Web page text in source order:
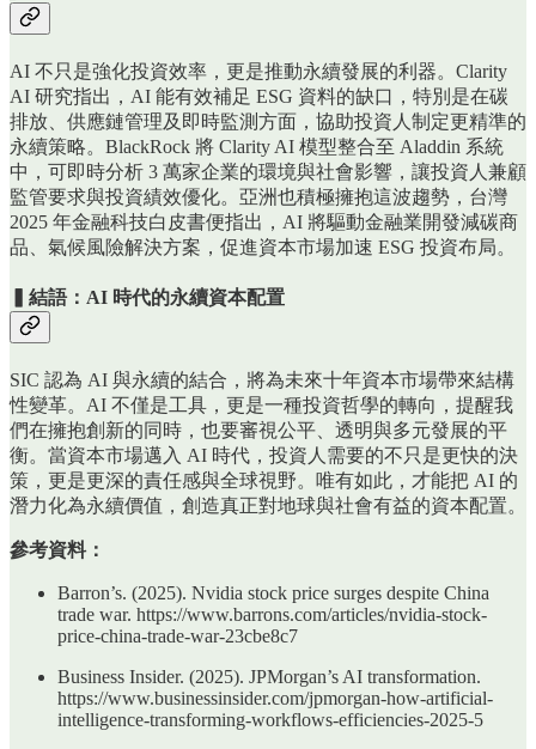
AI 不只是強化投資效率，更是推動永續發展的利器。Clarity
AI 研究指出，AI 能有效補足 ESG 資料的缺口，特別是在碳
排放、供應鏈管理及即時監測方面，協助投資人制定更精準的
永續策略。BlackRock 將 Clarity AI 模型整合至 Aladdin 系統
中，可即時分析 3 萬家企業的環境與社會影響，讓投資人兼顧
監管要求與投資績效優化。亞洲也積極擁抱這波趨勢，台灣
2025 年金融科技白皮書便指出，AI 將驅動金融業開發減碳商
品、氣候風險解決方案，促進資本市場加速 ESG 投資布局。
▍結語：AI 時代的永續資本配置
SIC 認為 AI 與永續的結合，將為未來十年資本市場帶來結構
性變革。AI 不僅是工具，更是一種投資哲學的轉向，提醒我
們在擁抱創新的同時，也要審視公平、透明與多元發展的平
衡。當資本市場邁入 AI 時代，投資人需要的不只是更快的決
策，更是更深的責任感與全球視野。唯有如此，才能把 AI 的
潛力化為永續價值，創造真正對地球與社會有益的資本配置。
參考資料：
Barron’s. (2025). Nvidia stock price surges despite China
trade war. https://www.barrons.com/articles/nvidia-stock-
price-china-trade-war-23cbe8c7
Business Insider. (2025). JPMorgan’s AI transformation.
https://www.businessinsider.com/jpmorgan-how-artificial-
intelligence-transforming-workflows-efficiencies-2025-5